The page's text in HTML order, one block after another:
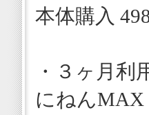
本体購入
・３ヶ月利
にねんMAX